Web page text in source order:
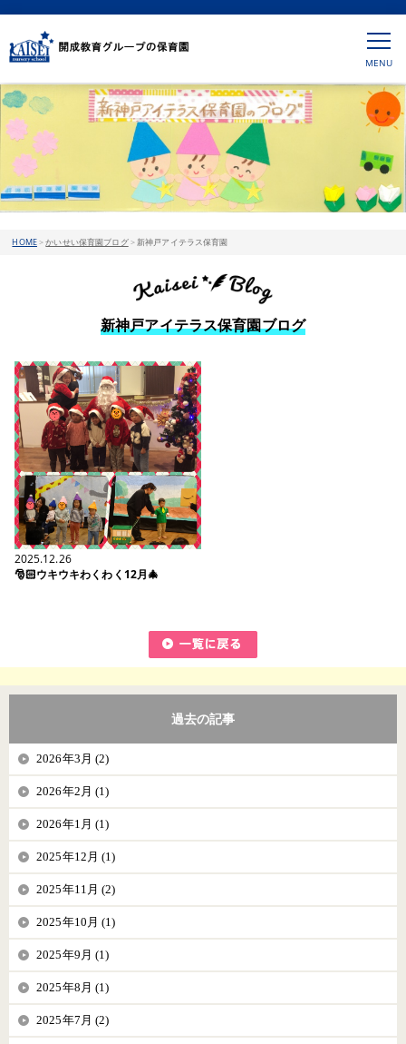
HOME>かいせい保育園ブログ>新神戸アイテラス保育園
新神戸アイテラス保育園ブログ
2025.12.26
🎅🏻ウキウキわくわく12月🎄
過去の記事
2026年3月 (2)
2026年2月 (1)
2026年1月 (1)
2025年12月 (1)
2025年11月 (2)
2025年10月 (1)
2025年9月 (1)
2025年8月 (1)
2025年7月 (2)